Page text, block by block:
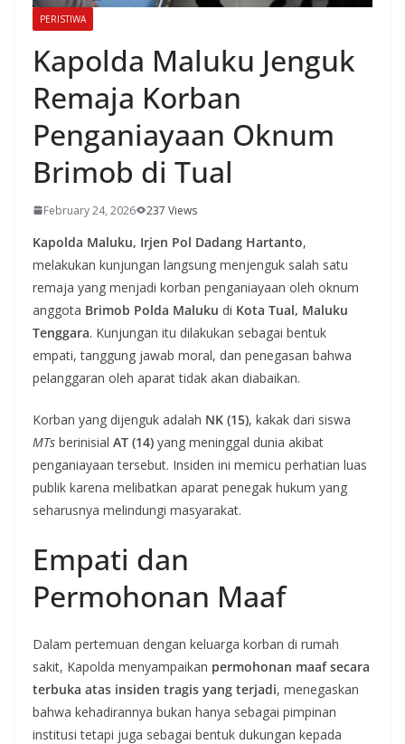
PERISTIWA
Kapolda Maluku Jenguk
Remaja Korban
Penganiayaan Oknum
Brimob di Tual
February 24, 2026 237 Views
Kapolda Maluku, Irjen Pol Dadang Hartanto,
melakukan kunjungan langsung menjenguk salah satu
remaja yang menjadi korban penganiayaan oleh oknum
anggota Brimob Polda Maluku di Kota Tual, Maluku
Tenggara. Kunjungan itu dilakukan sebagai bentuk
empati, tanggung jawab moral, dan penegasan bahwa
pelanggaran oleh aparat tidak akan diabaikan.
Korban yang dijenguk adalah NK (15), kakak dari siswa
MTs berinisial AT (14) yang meninggal dunia akibat
penganiayaan tersebut. Insiden ini memicu perhatian luas
publik karena melibatkan aparat penegak hukum yang
seharusnya melindungi masyarakat.
Empati dan
Permohonan Maaf
Dalam pertemuan dengan keluarga korban di rumah
sakit, Kapolda menyampaikan permohonan maaf secara
terbuka atas insiden tragis yang terjadi, menegaskan
bahwa kehadirannya bukan hanya sebagai pimpinan
institusi tetapi juga sebagai bentuk dukungan kepada